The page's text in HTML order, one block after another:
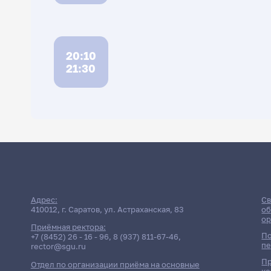
20:10
21:30
Адрес:
410012, г. Саратов, ул. Астраханская, 83
Приёмная ректора:
+7 (8452) 26 - 16 - 96, 8 (937) 811-67-46,
rector@sgu.ru
Отдел по организации приёма на основные